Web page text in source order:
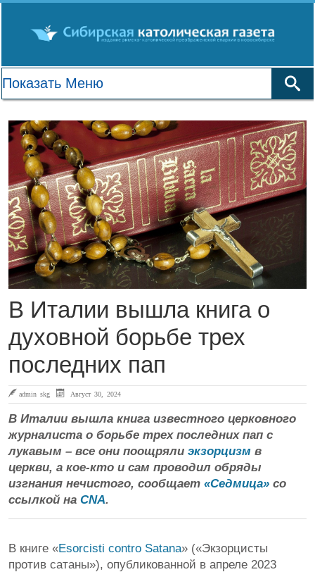
В Италии вышла книга о
духовной борьбе трех
последних пап
admin skg Август 30, 2024
В Италии вышла книга известного церковного
журналиста о борьбе трех последних пап с
лукавым – все они поощряли экзорцизм в
церкви, а кое-кто и сам проводил обряды
изгнания нечистого, сообщает «Седмица» со
ссылкой на CNA.
В книге «Esorcisti contro Satana» («Экзорцисты
против сатаны»), опубликованной в апреле 2023